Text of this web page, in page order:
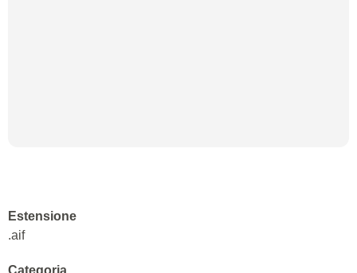
Estensione
.aif
Categoria